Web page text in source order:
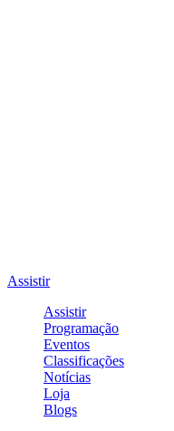
Assistir
Assistir
Programação
Eventos
Classificações
Notícias
Loja
Blogs